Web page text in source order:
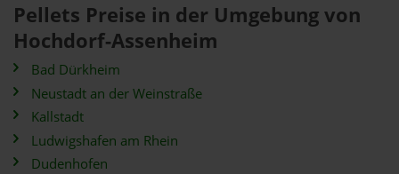
Pellets Preise in der Umgebung von
Hochdorf-Assenheim
Bad Dürkheim
Neustadt an der Weinstraße
Kallstadt
Ludwigshafen am Rhein
Dudenhofen